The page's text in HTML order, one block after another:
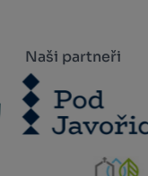
Naši partneři